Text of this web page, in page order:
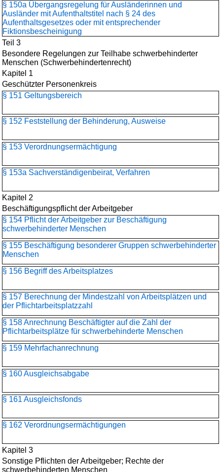
§ 150a Übergangsregelung für Ausländerinnen und
Ausländer mit Aufenthaltstitel nach § 24 des
Aufenthaltsgesetzes oder mit entsprechender
Fiktionsbescheinigung
Teil 3
Besondere Regelungen zur Teilhabe schwerbehinderter
Menschen (Schwerbehindertenrecht)
Kapitel 1
Geschützter Personenkreis
§ 151 Geltungsbereich
§ 152 Feststellung der Behinderung, Ausweise
§ 153 Verordnungsermächtigung
§ 153a Sachverständigenbeirat, Verfahren
Kapitel 2
Beschäftigungspflicht der Arbeitgeber
§ 154 Pflicht der Arbeitgeber zur Beschäftigung
schwerbehinderter Menschen
§ 155 Beschäftigung besonderer Gruppen schwerbehinderter
Menschen
§ 156 Begriff des Arbeitsplatzes
§ 157 Berechnung der Mindestzahl von Arbeitsplätzen und
der Pflichtarbeitsplatzzahl
§ 158 Anrechnung Beschäftigter auf die Zahl der
Pflichtarbeitsplätze für schwerbehinderte Menschen
§ 159 Mehrfachanrechnung
§ 160 Ausgleichsabgabe
§ 161 Ausgleichsfonds
§ 162 Verordnungsermächtigungen
Kapitel 3
Sonstige Pflichten der Arbeitgeber; Rechte der
schwerbehinderten Menschen